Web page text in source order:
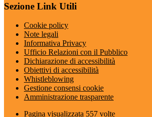
Sezione Link Utili
Cookie policy
Note legali
Informativa Privacy
Ufficio Relazioni con il Pubblico
Dichiarazione di accessibilità
Obiettivi di accessibilità
Whistleblowing
Gestione consensi cookie
Amministrazione trasparente
Pagina visualizzata 557 volte